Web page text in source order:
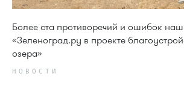
Более ста противоречий и ошибок
«Зеленоград.ру в проекте
озера»
НОВОСТИ